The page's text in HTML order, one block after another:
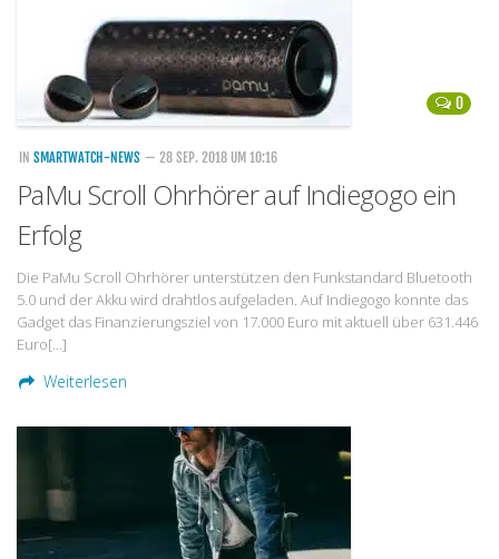
0
IN SMARTWATCH-NEWS — 28 SEP. 2018 UM 10:16
PaMu Scroll Ohrhörer auf Indiegogo ein
Erfolg
Die PaMu Scroll Ohrhörer unterstützen den Funkstandard Bluetooth
5.0 und der Akku wird drahtlos aufgeladen. Auf Indiegogo konnte das
Gadget das Finanzierungsziel von 17.000 Euro mit aktuell über 631.446
Euro[…]
Weiterlesen